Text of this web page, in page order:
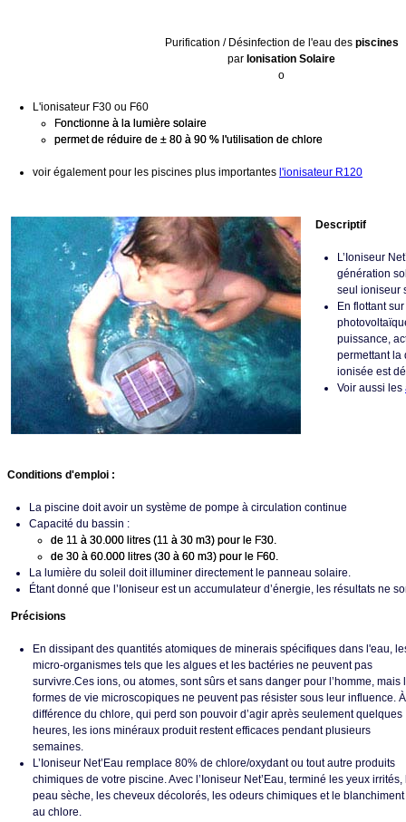
Purification / Désinfection de l'eau des piscines
par Ionisation Solaire
o
L'ionisateur F30 ou F60
Fonctionne à la lumière solaire
permet de réduire de ± 80 à 90 % l'utilisation de chlore
voir également pour les piscines plus importantes l'ionisateur R120
Descriptif
L’Ioniseur
génération
seul ioniseur
En flottant
puissance,
permettant la
ionisée est
Voir aussi les
Conditions d'emploi :
La piscine doit avoir un système de pompe à circulation continue
Capacité du bassin :
de 11 à 30.000 litres (11 à 30 m3) pour le F30.
de 30 à 60.000 litres (30 à 60 m3) pour le F60.
La lumière du soleil doit illuminer directement le panneau solaire.
Étant donné que l’Ioniseur est un accumulateur d’énergie, les résultats ne
Précisions
En dissipant des quantités atomiques de minerais spécifiques dans l'eau,
micro-organismes tels que les algues et les bactéries ne peuvent pas
survivre.Ces ions, ou atomes, sont sûrs et sans danger pour l’homme, mais
formes de vie microscopiques ne peuvent pas résister sous leur influence.
différence du chlore, qui perd son pouvoir d’agir après seulement quelques
heures, les ions minéraux produit restent efficaces pendant plusieurs
semaines.
L’Ioniseur Net’Eau remplace 80% de chlore/oxydant ou tout autre produits
chimiques de votre piscine. Avec l’Ioniseur Net’Eau, terminé les yeux irrités,
peau sèche, les cheveux décolorés, les odeurs chimiques et le
au chlore.